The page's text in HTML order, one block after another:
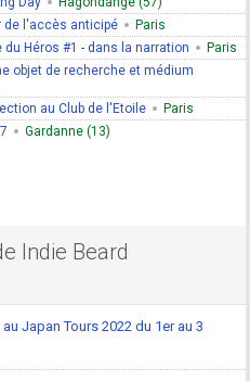
de l'accès anticipé Paris
Héros #1 - dans la narration Paris
objet de recherche et médium
au Club de l'Etoile Paris
Gardanne (13)
Indie Beard
Japan Tours 2022 du 1er au 3